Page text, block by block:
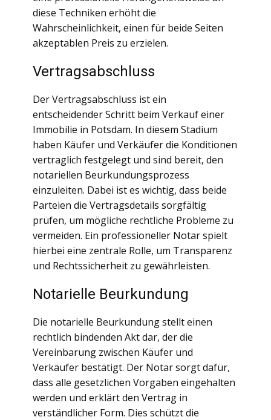
diese Techniken erhöht die
Wahrscheinlichkeit, einen für beide Seiten
akzeptablen Preis zu erzielen.
Vertragsabschluss
Der Vertragsabschluss ist ein
entscheidender Schritt beim Verkauf einer
Immobilie in Potsdam. In diesem Stadium
haben Käufer und Verkäufer die Konditionen
vertraglich festgelegt und sind bereit, den
notariellen Beurkundungsprozess
einzuleiten. Dabei ist es wichtig, dass beide
Parteien die Vertragsdetails sorgfältig
prüfen, um mögliche rechtliche Probleme zu
vermeiden. Ein professioneller Notar spielt
hierbei eine zentrale Rolle, um Transparenz
und Rechtssicherheit zu gewährleisten.
Notarielle Beurkundung
Die notarielle Beurkundung stellt einen
rechtlich bindenden Akt dar, der die
Vereinbarung zwischen Käufer und
Verkäufer bestätigt. Der Notar sorgt dafür,
dass alle gesetzlichen Vorgaben eingehalten
werden und erklärt den Vertrag in
verständlicher Form. Dies schützt die